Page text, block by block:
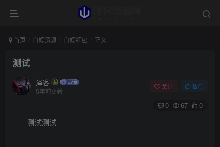
首页 白嫖资源 白嫖红包 正文
测试
泽客
5年前更新
关注 私信
0 67 0
测试测试